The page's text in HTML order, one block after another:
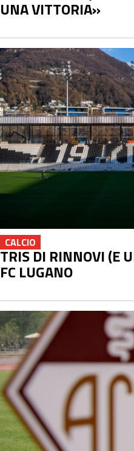
UNA VITTORIA»
CALCIO
TRIS DI RINNOVI (E
FC LUGANO